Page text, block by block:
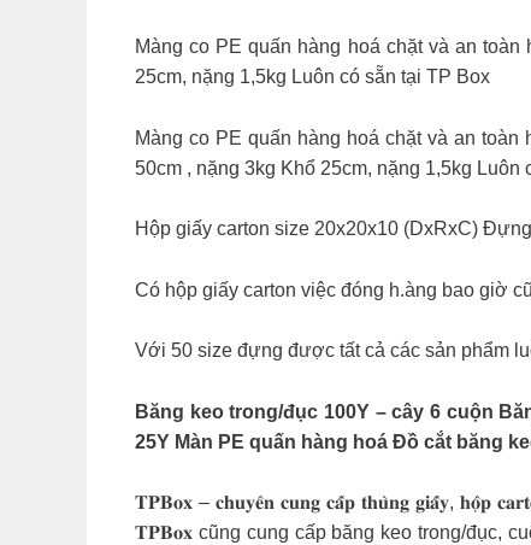
Màng co PE quấn hàng hoá chặt và an
25cm, nặng 1,5kg Luôn có sẵn tại TP Box
Màng co PE quấn hàng hoá chặt và an
50cm , nặng 3kg Khổ 25cm, nặng 1,5kg Luôn
Hộp giấy carton size 20x20x10 (DxRxC)
Có hộp giấy carton việc đóng h.àng bao giờ
Với 50 size đựng được tất cả các sản phẩm
Băng keo trong/đục 100Y – cây 6 cuộn
25Y Màn PE quấn hàng hoá Đồ cắt băng
𝐓𝐏𝐁𝐨𝐱 – 𝐜𝐡𝐮𝐲𝐞̂𝐧 𝐜𝐮𝐧𝐠 𝐜𝐚̂́𝐩 𝐭𝐡𝐮̀𝐧𝐠 𝐠𝐢𝐚̂́𝐲, 𝐡𝐨̣̂𝐩
𝐓𝐏𝐁𝐨𝐱 cũng cung cấp băng keo trong/đục,